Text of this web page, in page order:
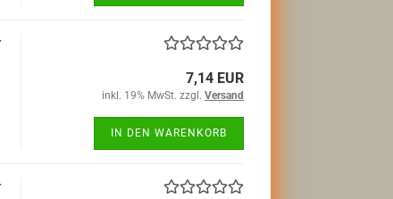
7,14 EUR
inkl. 19% MwSt. zzgl. Versand
IN DEN WARENKORB